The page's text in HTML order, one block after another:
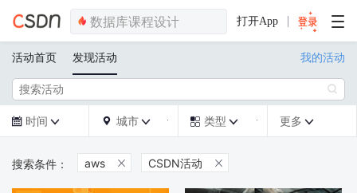
打开App
活动首页 发现活动 我的活动

 时间   城市   类型  更多 
aws  CSDN活动 